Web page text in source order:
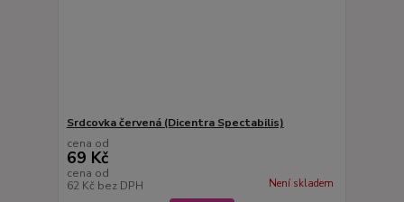
Srdcovka červená (Dicentra Spectabilis)
cena od
69 Kč
cena od
62 Kč bez DPH Není skladem